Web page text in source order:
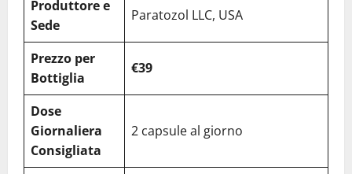
Produttore e
Sede
Paratozol LLC, USA
Prezzo per
Bottiglia
€39
Dose
Giornaliera
Consigliata
2 capsule al giorno